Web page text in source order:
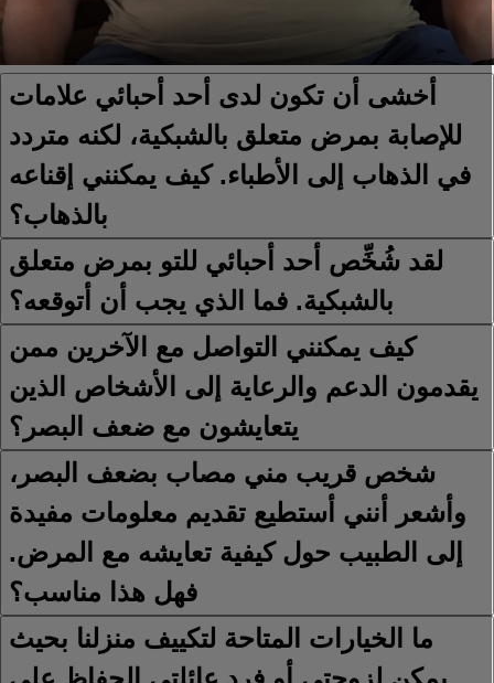
أخشى أن تكون لدى أحد أحبائي علامات
للإصابة بمرض متعلق بالشبكية، لكنه متردد
في الذهاب إلى الأطباء. كيف يمكنني إقناعه
بالذهاب؟
لقد شُخِّص أحد أحبائي للتو بمرض متعلق
بالشبكية. فما الذي يجب أن أتوقعه؟
كيف يمكنني التواصل مع الآخرين ممن
يقدمون الدعم والرعاية إلى الأشخاص الذين
يتعايشون مع ضعف البصر؟
شخص قريب مني مصاب بضعف البصر،
وأشعر أنني أستطيع تقديم معلومات مفيدة
إلى الطبيب حول كيفية تعايشه مع المرض.
فهل هذا مناسب؟
ما الخيارات المتاحة لتكييف منزلنا بحيث